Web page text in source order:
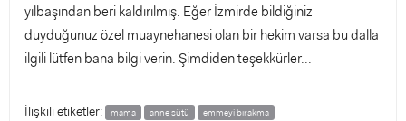
yılbaşından beri kaldırılmış. Eğer İzmirde bildiğiniz
duyduğunuz özel muaynehanesi olan bir hekim varsa bu dalla
ilgili lütfen bana bilgi verin. Şimdiden teşekkürler...
İlişkili etiketler: mama anne sütü emmeyi bırakma